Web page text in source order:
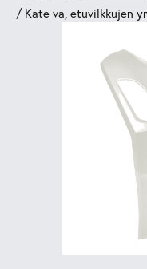
/ Kate va, etuvilkkujen